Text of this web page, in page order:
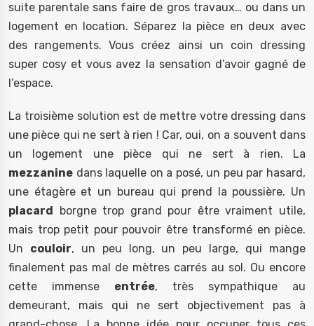
suite parentale sans faire de gros travaux… ou dans un
logement en location. Séparez la pièce en deux avec
des rangements. Vous créez ainsi un coin dressing
super cosy et vous avez la sensation d’avoir gagné de
l’espace.
La troisième solution est de mettre votre dressing dans
une pièce qui ne sert à rien ! Car, oui, on a souvent dans
un logement une pièce qui ne sert à rien. La
mezzanine dans laquelle on a posé, un peu par hasard,
une étagère et un bureau qui prend la poussière. Un
placard borgne trop grand pour être vraiment utile,
mais trop petit pour pouvoir être transformé en pièce.
Un couloir, un peu long, un peu large, qui mange
finalement pas mal de mètres carrés au sol. Ou encore
cette immense entrée, très sympathique au
demeurant, mais qui ne sert objectivement pas à